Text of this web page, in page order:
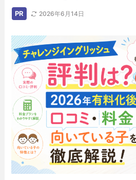
PR 2026年6月14日